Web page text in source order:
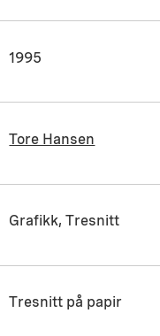
1995
Tore Hansen
Grafikk, Tresnitt
Tresnitt på papir